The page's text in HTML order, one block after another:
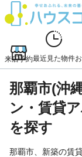
来店予約最近見た物件
那覇市(沖
ン・賃貸
を探す
那覇市、新築の賃